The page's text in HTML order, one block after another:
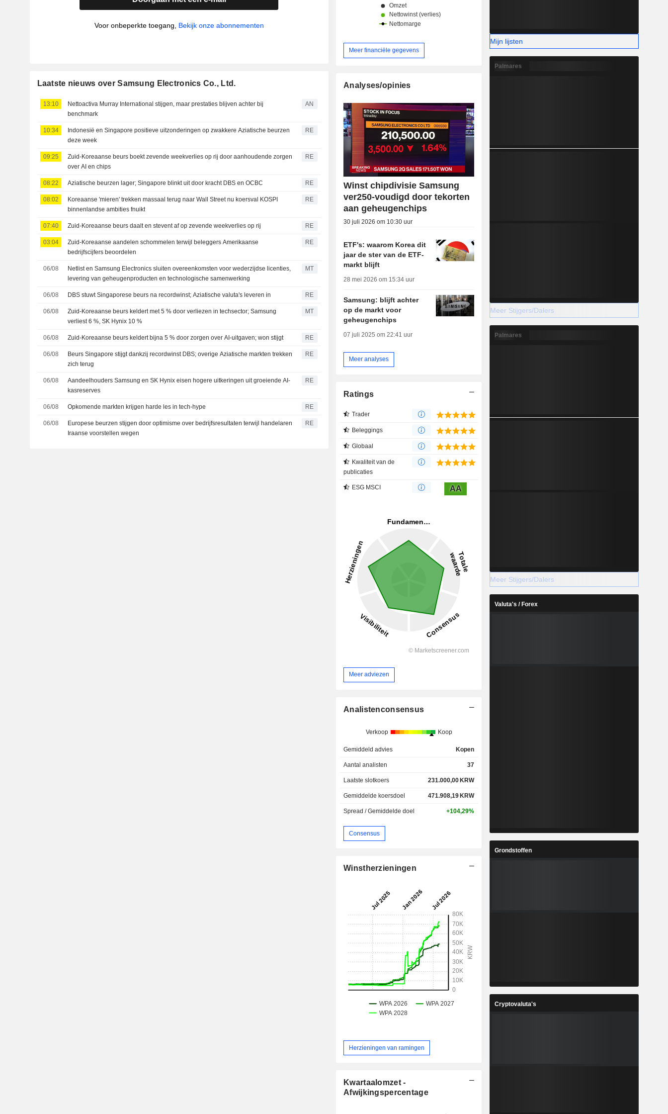
Voor onbeperkte toegang, Bekijk onze abonnementen
Laatste nieuws over Samsung Electronics Co., Ltd.
13:10
Nettoactiva Murray International stijgen, maar prestaties blijven achter bij
benchmark
AN
10:34
Indonesië en Singapore positieve uitzonderingen op zwakkere Aziatische beurzen
deze week
RE
09:25
Zuid-Koreaanse beurs boekt zevende weekverlies op rij door aanhoudende zorgen
over AI en chips
RE
08:22 Aziatische beurzen lager; Singapore blinkt uit door kracht DBS en OCBC RE
08:02
Koreaanse 'mieren' trekken massaal terug naar Wall Street nu koersval KOSPI
binnenlandse ambities fnuikt
RE
07:40 Zuid-Koreaanse beurs daalt en stevent af op zevende weekverlies op rij RE
03:04
Zuid-Koreaanse aandelen schommelen terwijl beleggers Amerikaanse
bedrijfscijfers beoordelen
RE
06/08
Netlist en Samsung Electronics sluiten overeenkomsten voor wederzijdse licenties,
levering van geheugenproducten en technologische samenwerking
MT
06/08 DBS stuwt Singaporese beurs na recordwinst; Aziatische valuta's leveren in RE
06/08
Zuid-Koreaanse beurs keldert met 5 % door verliezen in techsector; Samsung
verliest 6 %, SK Hynix 10 %
MT
06/08 Zuid-Koreaanse beurs keldert bijna 5 % door zorgen over AI-uitgaven; won stijgt RE
06/08
Beurs Singapore stijgt dankzij recordwinst DBS; overige Aziatische markten trekken
zich terug
RE
06/08
Aandeelhouders Samsung en SK Hynix eisen hogere uitkeringen uit groeiende AI-
kasreserves
RE
06/08 Opkomende markten krijgen harde les in tech-hype RE
06/08
Europese beurzen stijgen door optimisme over bedrijfsresultaten terwijl handelaren
Iraanse voorstellen wegen
RE
Meer financiële gegevens
Analyses/opinies
Winst chipdivisie Samsung
ver250-voudigd door tekorten
aan geheugenchips
30 juli 2026 om 10:30 uur
ETF's: waarom Korea dit
jaar de ster van de ETF-
markt blijft
28 mei 2026 om 15:34 uur
Samsung: blijft achter
op de markt voor
geheugenchips
07 juli 2025 om 22:41 uur
Meer analyses
Ratings
Trader
Beleggings
Globaal
Kwaliteit van de
publicaties
ESG MSCI AA
Meer adviezen
Analistenconsensus
Verkoop Koop
Gemiddeld advies Kopen
Aantal analisten 37
Laatste slotkoers 231.000,00 KRW
Gemiddelde koersdoel 471.908,19 KRW
Spread / Gemiddelde doel +104,29%
Consensus
Winstherzieningen
Herzieningen van ramingen
Kwartaalomzet -
Afwijkingspercentage
Mijn lijsten
Palmares
Meer Stijgers/Dalers
Palmares
Meer Stijgers/Dalers
Valuta's / Forex
Grondstoffen
Cryptovaluta's